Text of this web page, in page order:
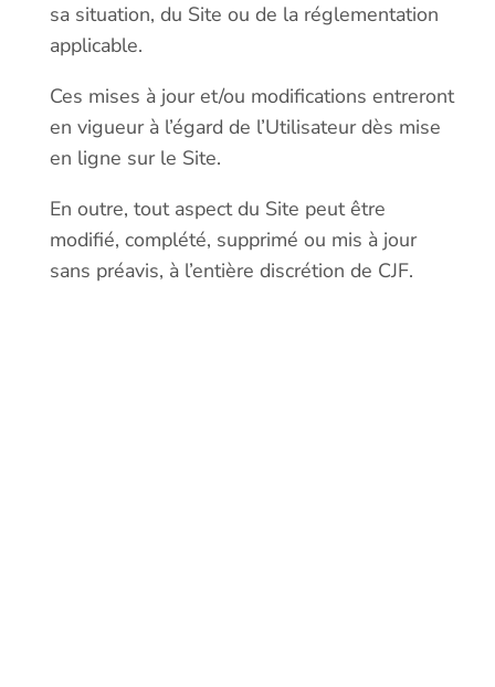
sa situation, du Site ou de la réglementation
applicable.
Ces mises à jour et/ou modifications entreront
en vigueur à l’égard de l’Utilisateur dès mise
en ligne sur le Site.
En outre, tout aspect du Site peut être
modifié, complété, supprimé ou mis à jour
sans préavis, à l’entière discrétion de CJF.